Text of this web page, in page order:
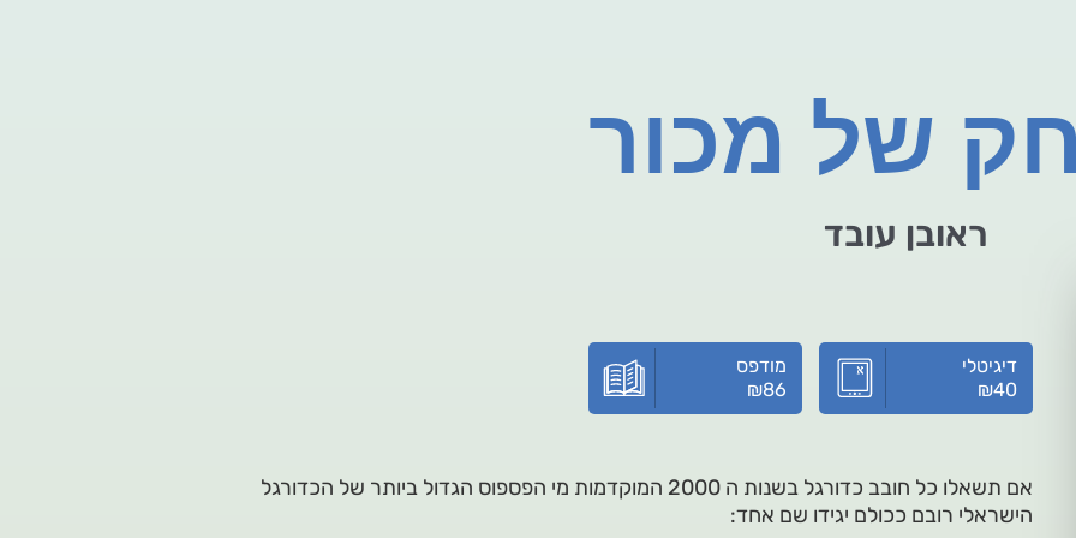
של מכור
ראובן עובד
דיגיטלי
₪40
מודפס
₪86
אם תשאלו כל חובב כדורגל בשנות ה 2000 המוקדמות מי הפספוס הגדול ביותר של הכדורגל
הישראלי רובם ככולם יגידו שם אחד: